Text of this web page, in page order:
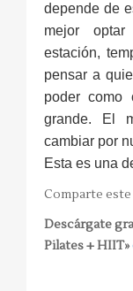
depende de
mejor
estación,
pensar a
poder como
grande. El
cambiar por
Esta es una
Comparte
Descárgate
Pilates + HIIT»